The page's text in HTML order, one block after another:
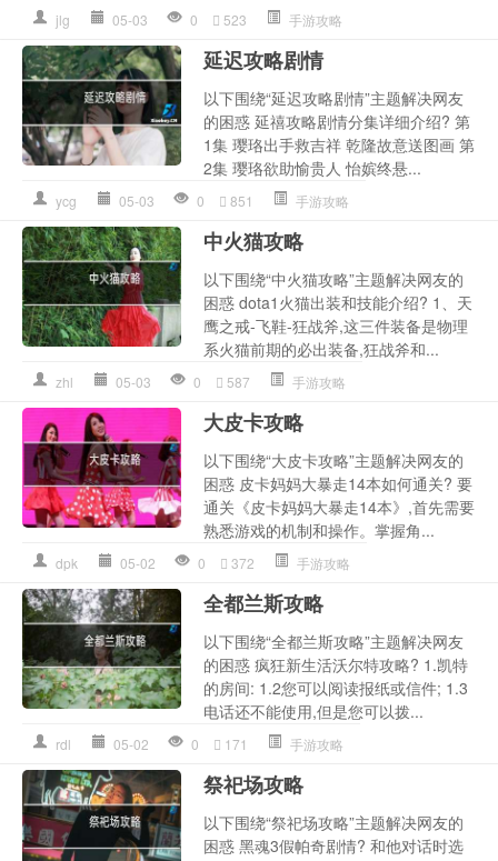
jlg 05-03 0 523 手游攻略
延迟攻略剧情
以下围绕“延迟攻略剧情”主题解决网友
的困惑 延禧攻略剧情分集详细介绍? 第
1集 璎珞出手救吉祥 乾隆故意送图画 第
2集 璎珞欲助愉贵人 怡嫔终悬...
ycg 05-03 0 851 手游攻略
中火猫攻略
以下围绕“中火猫攻略”主题解决网友的
困惑 dota1火猫出装和技能介绍? 1、天
鹰之戒-飞鞋-狂战斧,这三件装备是物理
系火猫前期的必出装备,狂战斧和...
zhl 05-03 0 587 手游攻略
大皮卡攻略
以下围绕“大皮卡攻略”主题解决网友的
困惑 皮卡妈妈大暴走14本如何通关? 要
通关《皮卡妈妈大暴走14本》,首先需要
熟悉游戏的机制和操作。掌握角...
dpk 05-02 0 372 手游攻略
全都兰斯攻略
以下围绕“全都兰斯攻略”主题解决网友
的困惑 疯狂新生活沃尔特攻略? 1.凯特
的房间: 1.2您可以阅读报纸或信件; 1.3
电话还不能使用,但是您可以拨...
rdl 05-02 0 171 手游攻略
祭祀场攻略
以下围绕“祭祀场攻略”主题解决网友的
困惑 黑魂3假帕奇剧情? 和他对话时选